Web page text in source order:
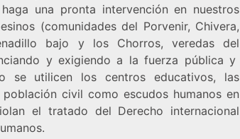
una pronta intervención en nuestros
(comunidades del Porvenir, Chivera,
bajo y los Chorros, veredas del
y exigiendo a la fuerza pública y
se utilicen los centros educativos, las
civil como escudos humanos en
el tratado del Derecho internacional